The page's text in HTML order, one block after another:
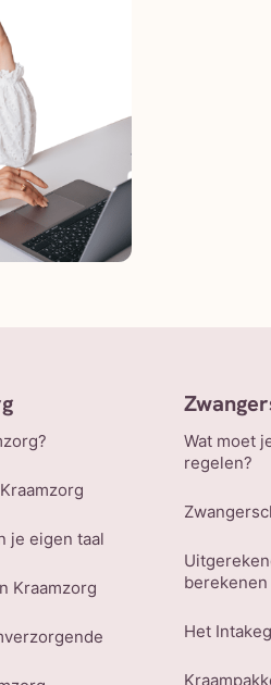
je eigen taal
Kraamzorg
Wat moet
regelen?
berekenen
Het